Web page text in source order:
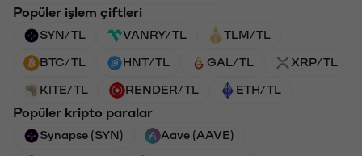
Popüler işlem çiftleri
SYN/TL VANRY/TL TLM/TL
BTC/TL HNT/TL GAL/TL XRP/TL
KITE/TL RENDER/TL ETH/TL
Popüler kripto paralar
Synapse (SYN) Aave (AAVE)